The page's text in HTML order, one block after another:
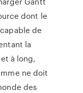
dont le
de
la
à long,
ne doit
des